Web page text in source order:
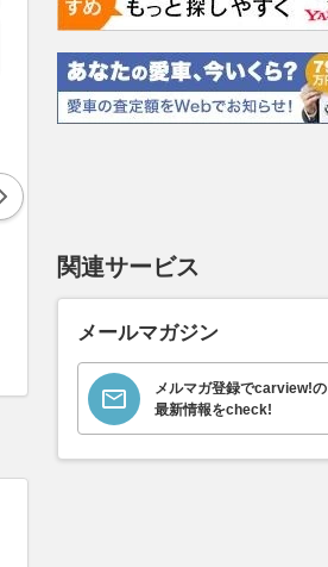
ロータス エヴォーラ
エヴォーラ
支払総額
898
関連サービス
メールマガジン
メルマガ登録でcarview!の
最新情報をcheck!